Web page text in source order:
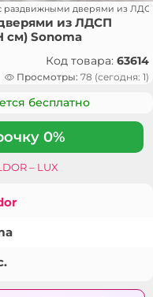
раздвижными дверями из
из ЛДСП
см) Sonoma
Код товара: 63614
Просмотры: 78 (сегодня: 1)
бесплатно
0%
– LUX